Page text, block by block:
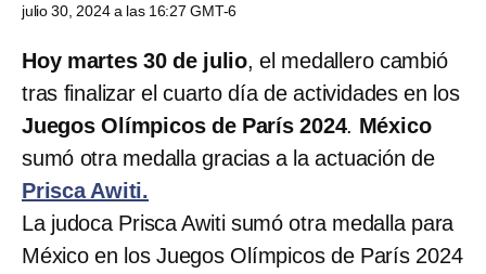
julio 30, 2024 a las 16:27 GMT-6
Hoy martes 30 de julio, el medallero cambió
tras finalizar el cuarto día de actividades en los
Juegos Olímpicos de París 2024. México
sumó otra medalla gracias a la actuación de
Prisca Awiti.
La judoca Prisca Awiti sumó otra medalla para
México en los Juegos Olímpicos de París 2024